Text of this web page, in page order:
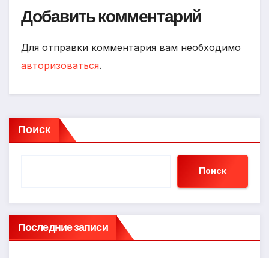
Добавить комментарий
Для отправки комментария вам необходимо
авторизоваться.
Поиск
Поиск
Последние записи